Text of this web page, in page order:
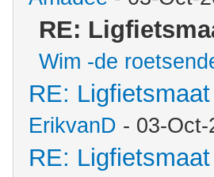
RE:
Wim -de
RE:
ErikvanD - 03-
RE: